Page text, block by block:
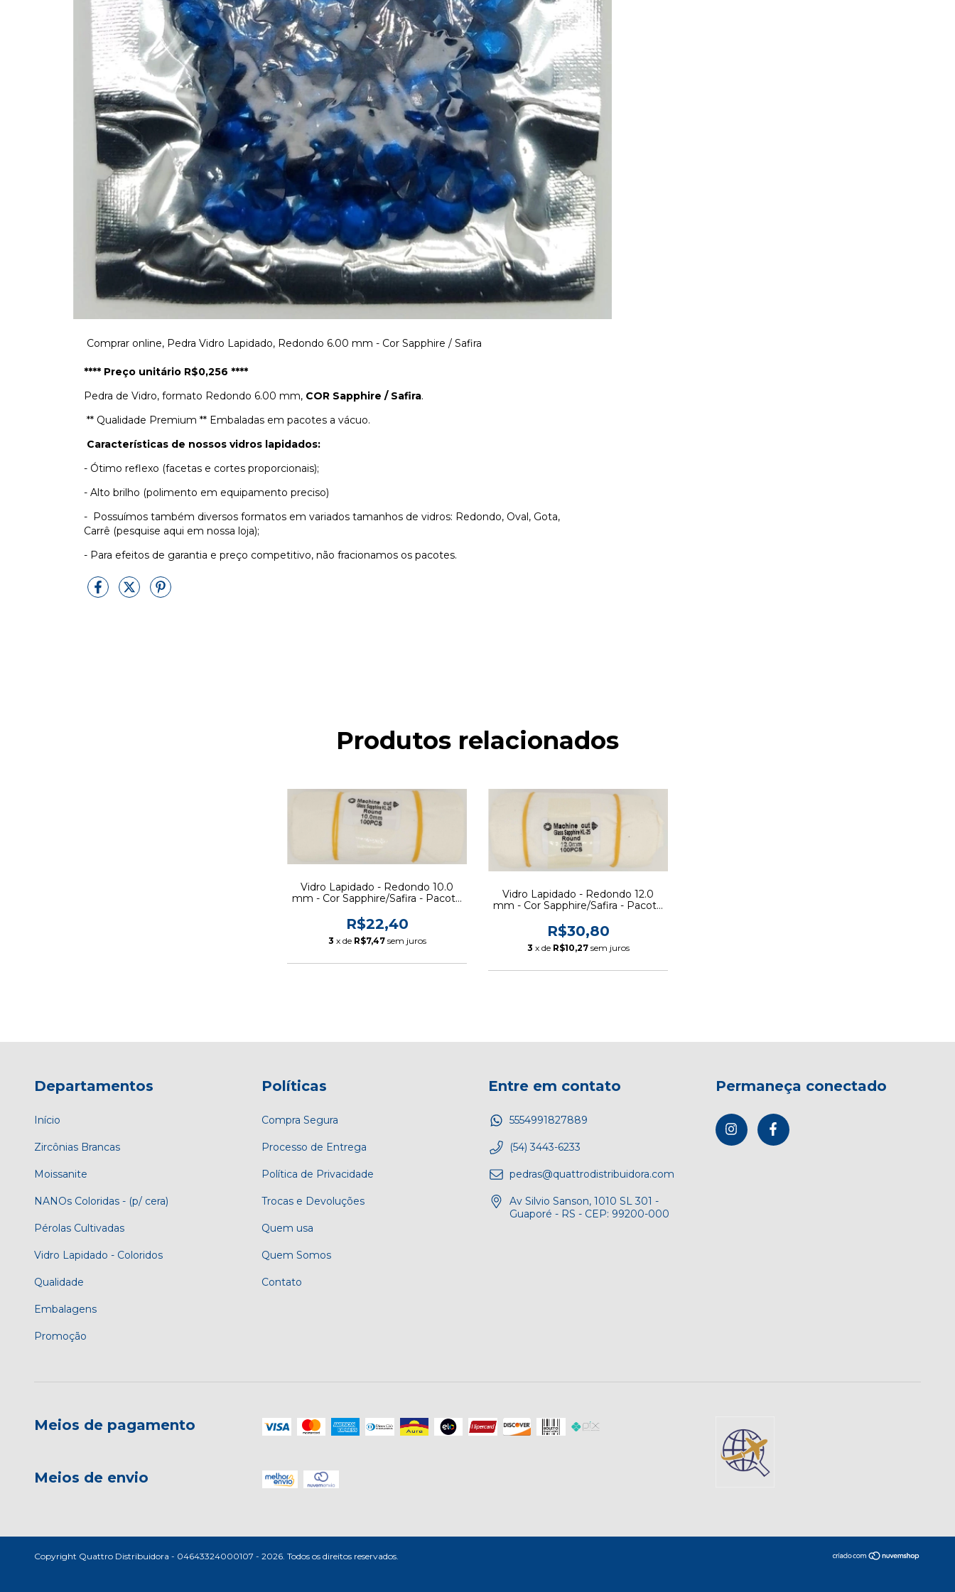
Comprar online, Pedra Vidro Lapidado, Redondo 6.00 mm - Cor Sapphire / Safira
**** Preço unitário R$0,256 ****
Pedra de Vidro, formato Redondo 6.00 mm, COR Sapphire / Safira.
** Qualidade Premium ** Embaladas em pacotes a vácuo.
Características de nossos vidros lapidados:
- Ótimo reflexo (facetas e cortes proporcionais);
- Alto brilho (polimento em equipamento preciso)
- Possuímos também diversos formatos em variados tamanhos de vidros: Redondo, Oval, Gota,
Carrê (pesquise aqui em nossa loja);
- Para efeitos de garantia e preço competitivo, não fracionamos os pacotes.
Produtos relacionados
Vidro Lapidado - Redondo 10.0
mm - Cor Sapphire/Safira - Pacote
R$22,40
3 x de R$7,47 sem juros
Vidro Lapidado - Redondo 12.0
mm - Cor Sapphire/Safira - Pacote
R$30,80
3 x de R$10,27 sem juros
Departamentos
Início
Zircônias Brancas
Moissanite
NANOs Coloridas - (p/ cera)
Pérolas Cultivadas
Vidro Lapidado - Coloridos
Qualidade
Embalagens
Promoção
Políticas
Compra Segura
Processo de Entrega
Política de Privacidade
Trocas e Devoluções
Quem usa
Quem Somos
Contato
Entre em contato
5554991827889
(54) 3443-6233
pedras@quattrodistribuidora.com
Av Silvio Sanson, 1010 SL 301 -
Guaporé - RS - CEP: 99200-000
Permaneça conectado
Meios de pagamento
Meios de envio
Copyright Quattro Distribuidora - 04643324000107 - 2026. Todos os direitos reservados.